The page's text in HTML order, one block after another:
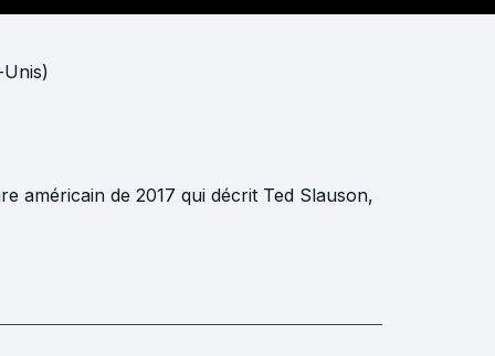
américain de 2017 qui décrit Ted Slauson,